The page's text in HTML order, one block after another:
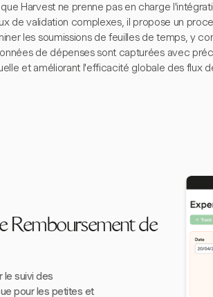
Harvest ne prenne pas en charge
de validation complexes, il propose un
les soumissions de feuilles de temps, y
de dépenses sont capturées avec
et améliorant l'efficacité globale des flux
Remboursement de
le suivi des
pour les petites et